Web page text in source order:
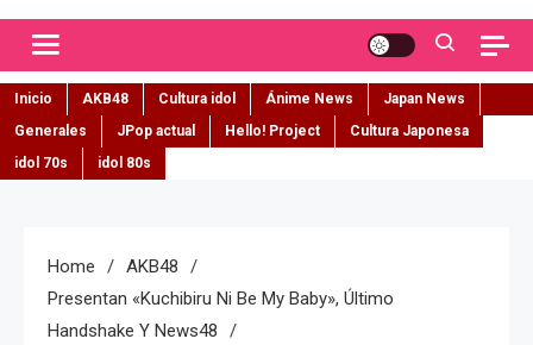
Inicio AKB48 Cultura idol Ánime News
Japan News
Generales
JPop actual Hello! Project
Cultura Japonesa
idol 70s
idol 80s
Home
AKB48
Presentan «Kuchibiru Ni Be My Baby», Último
Handshake Y News48